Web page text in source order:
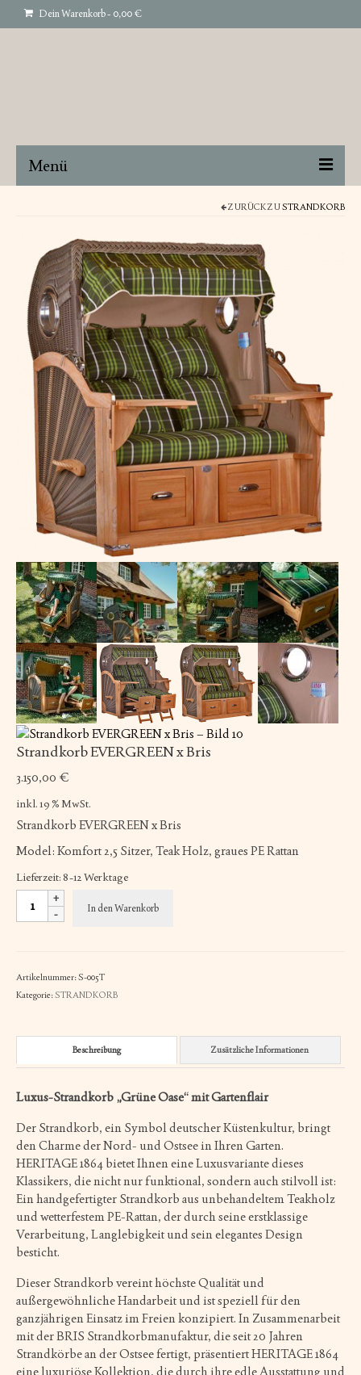
Dein Warenkorb- 0,00€
Menü
GARTENMÖBEL
INTERIEUR
ART
ÜBER UNS
ZURÜCK ZUSTRANDKORB
Strandkorb EVERGREEN x Bris
3.150,00 €
inkl. 19 % MwSt.
Strandkorb EVERGREEN x Bris
Model: Komfort 2,5 Sitzer, Teak Holz, graues PE Rattan
Lieferzeit:8-12 Werktage
Strandkorb
EVERGREEN
In den Warenkorb
Artikelnummer:S-005T
Kategorie:STRANDKORB
Beschreibung Zusätzliche Informationen
Luxus-Strandkorb „Grüne Oase“ mit Gartenflair
Der Strandkorb, ein Symbol deutscher Küstenkultur, bringt
den Charme der Nord- und Ostsee in Ihren Garten.
HERITAGE 1864 bietet Ihnen eine Luxusvariante dieses
Klassikers, die nicht nur funktional, sondern auch stilvoll ist:
Ein handgefertigter Strandkorb aus unbehandeltem Teakholz
und wetterfestem PE-Rattan, der durch seine erstklassige
Verarbeitung, Langlebigkeit und sein elegantes Design
besticht.
Dieser Strandkorb vereint höchste Qualität und
außergewöhnliche Handarbeit und ist speziell für den
ganzjährigen Einsatz im Freien konzipiert. In Zusammenarbeit
mit der BRIS Strandkorbmanufaktur, die seit 20 Jahren
Strandkörbe an der Ostsee fertigt, präsentiert HERITAGE 1864
eine luxuriöse Kollektion, die durch ihre edle Ausstattung und